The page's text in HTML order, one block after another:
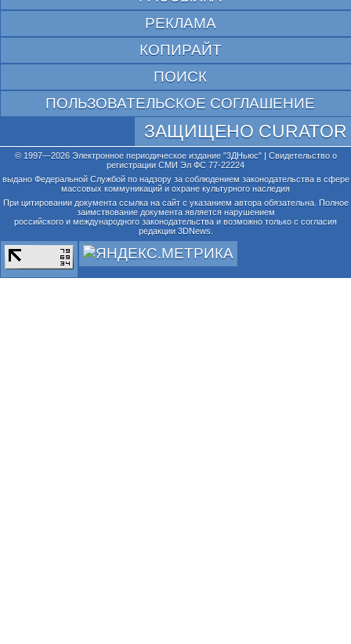
РЕКЛАМА
КОПИРАЙТ
ПОИСК
ПОЛЬЗОВАТЕЛЬСКОЕ СОГЛАШЕНИЕ
ЗАЩИЩЕНО CURATOR
© 1997—2026 Электронное периодическое издание "3ДНьюс" | Свидетельство о
регистрации СМИ Эл ФС 77-22224
выдано Федеральной Службой по надзору за соблюдением законодательства в сфере
массовых коммуникаций и охране культурного наследия
При цитировании документа ссылка на сайт с указанием автора обязательна. Полное
заимствование документа является нарушением
российского и международного законодательства и возможно только с согласия
редакции 3DNews.